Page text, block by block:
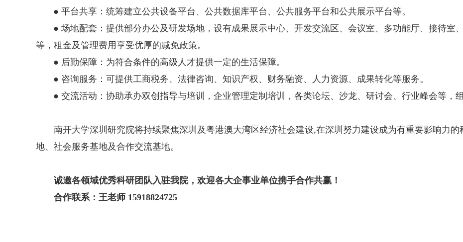
● 平台共享：统筹建立公共设备平台、公共数据库平台、公共服务平台和公共展示平台等。
● 场地配套：提供部分办公及研发场地，设有成果展示中心、开发交流区、会议室、多功能厅、接待室
等，租金及管理费用享受优厚的减免政策。
● 后勤保障：为符合条件的高级人才提供一定的生活保障。
● 咨询服务：可提供工商税务、法律咨询、知识产权、财务融资、人力资源、成果转化等服务。
● 交流活动：协助承办双创指导与培训，企业管理定制培训，各类论坛、沙龙、研讨会、行业峰会等，
南开大学深圳研究院将持续聚焦深圳及粤港澳大湾区经济社会建设,在深圳努力建设成为有重要影响力
地、社会服务基地及合作交流基地。
诚邀各领域优秀科研团队入驻我院，欢迎各大企事业单位携手合作共赢！
合作联系：王老师 15918824725